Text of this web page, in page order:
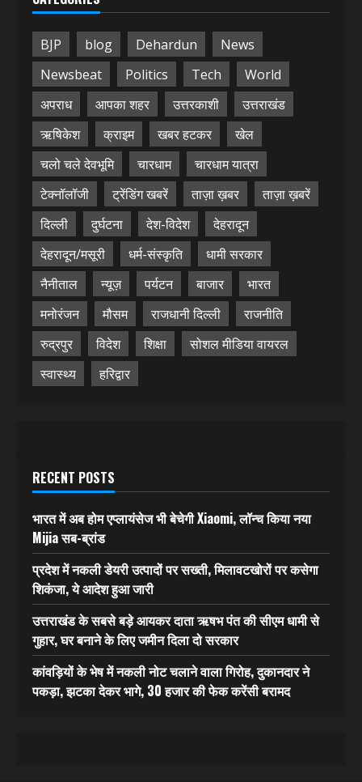
BJP blog Dehardun
News
Newsbeat
Politics Tech
World
अपराध
आपका शहर उत्तरकाशी
उत्तराखंड
ऋषिकेश
क्राइम खबर हटकर
खेल
चलो चले देवभूमि
चारधाम
चारधाम यात्रा
टेक्नॉलॉजी
ट्रेंडिंग खबरें ताज़ा ख़बर
ताज़ा ख़बरें
दिल्ली
दुर्घटना देश-विदेश
देहरादून
देहरादून/मसूरी
धर्म-संस्कृति
धामी सरकार
नैनीताल
न्यूज़ पर्यटन बाजार
भारत
मनोरंजन
मौसम राजधानी दिल्ली
राजनीति
रुद्रपुर
विदेश शिक्षा
सोशल मीडिया वायरल
स्वास्थ्य
हरिद्वार
RECENT POSTS
भारत में अब होम एप्लायंसेज भी बेचेगी Xiaomi, लॉन्च किया नया
Mijia सब-ब्रांड
प्रदेश में नकली डेयरी उत्पादों पर सख्ती, मिलावटखोरों पर कसेगा
शिकंजा, ये आदेश हुआ जारी
उत्तराखंड के सबसे बड़े आयकर दाता ऋषभ पंत की सीएम धामी से
गुहार, घर बनाने के लिए जमीन दिला दो सरकार
कांवड़ियों के भेष में नकली नोट चलाने वाला गिरोह, दुकानदार ने
पकड़ा, झटका देकर भागे, 30 हजार की फेक करेंसी बरामद